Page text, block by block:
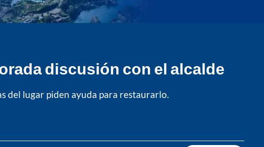
discusión con el alcalde
del lugar piden ayuda para restaurarlo.